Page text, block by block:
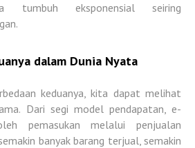
tumbuh eksponensial seiring
dalam Dunia Nyata
keduanya, kita dapat melihat
Dari segi model pendapatan, e-
pemasukan melalui penjualan
banyak barang terjual, semakin